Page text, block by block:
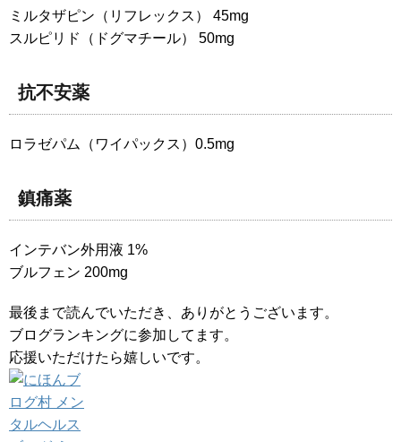
ミルタザピン（リフレックス） 45mg
スルピリド（ドグマチール） 50mg
抗不安薬
ロラゼパム（ワイパックス）0.5mg
鎮痛薬
インテバン外用液 1%
ブルフェン 200mg
最後まで読んでいただき、ありがとうございます。
ブログランキングに参加してます。
応援いただけたら嬉しいです。